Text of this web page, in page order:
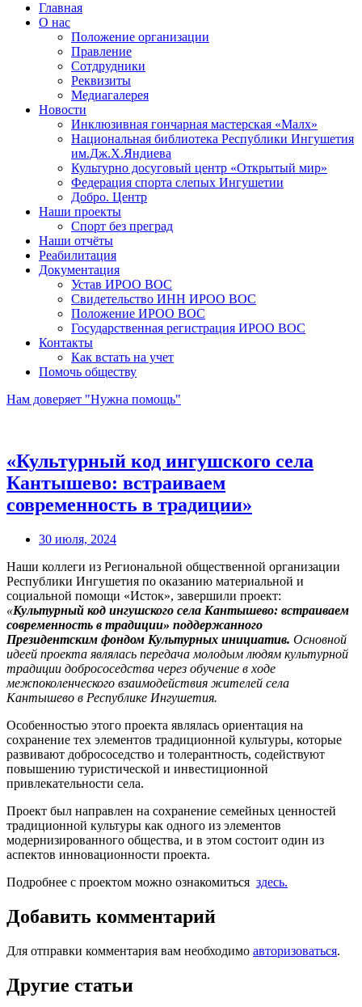
Главная
О нас
Положение организации
Правление
Сотдрудники
Реквизиты
Медиагалерея
Новости
Инклюзивная гончарная мастерская «Малх»
Национальная библиотека Республики Ингушетия
им.Дж.Х.Яндиева
Культурно досуговый центр «Открытый мир»
Федерация спорта слепых Ингушетии
Добро. Центр
Наши проекты
Спорт без преград
Наши отчёты
Реабилитация
Документация
Устав ИРОО ВОС
Свидетельство ИНН ИРОО ВОС
Положение ИРОО ВОС
Государственная регистрация ИРОО ВОС
Контакты
Как встать на учет
Помочь обществу
Нам доверяет "Нужна помощь"
«Культурный код ингушского села
Кантышево: встраиваем
современность в традиции»
30 июля, 2024
Наши коллеги из Региональной общественной организации
Республики Ингушетия по оказанию материальной и
социальной помощи «Исток», завершили проект:
«Культурный код ингушского села Кантышево: встраиваем
современность в традиции» поддержанного
Президентским фондом Культурных инициатив. Основной
идеей проекта являлась передача молодым людям культурной
традиции добрососедства через обучение в ходе
межпоколенческого взаимодействия жителей села
Кантышево в Республике Ингушетия.
Особенностью этого проекта являлась ориентация на
сохранение тех элементов традиционной культуры, которые
развивают добрососедство и толерантность, содействуют
повышению туристической и инвестиционной
привлекательности села.
Проект был направлен на сохранение семейных ценностей
традиционной культуры как одного из элементов
модернизированного общества, и в этом состоит один из
аспектов инновационности проекта.
Подробнее с проектом можно ознакомиться здесь.
Добавить комментарий
Для отправки комментария вам необходимо авторизоваться.
Другие статьи